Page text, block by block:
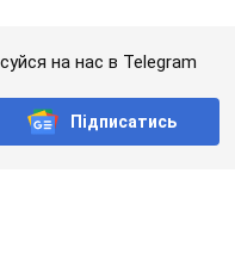
на нас в Telegram
Підписатись